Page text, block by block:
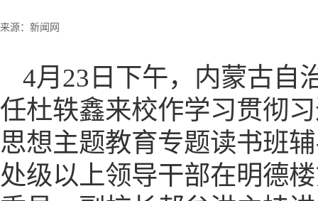
来源：新闻网
4月 23 日下午，内蒙古自
任杜轶鑫来校作学习贯彻
思想主题教育专题读书班
处级以上领导干部在明德